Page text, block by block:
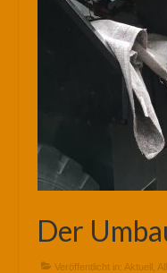
Der
Veröffentlicht in: Aktuell